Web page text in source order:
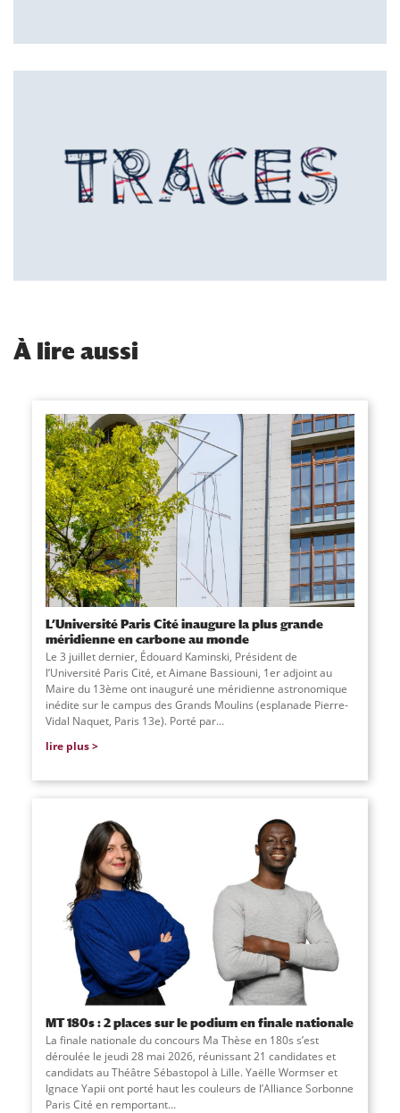
À lire aussi
L’Université Paris Cité inaugure la plus grande
méridienne en carbone au monde
Le 3 juillet dernier, Édouard Kaminski, Président de
l’Université Paris Cité, et Aimane Bassiouni, 1er adjoint au
Maire du 13ème ont inauguré une méridienne astronomique
inédite sur le campus des Grands Moulins (esplanade Pierre-
Vidal Naquet, Paris 13e). Porté par...
lire plus
MT 180s : 2 places sur le podium en finale nationale
La finale nationale du concours Ma Thèse en 180s s’est
déroulée le jeudi 28 mai 2026, réunissant 21 candidates et
candidats au Théâtre Sébastopol à Lille. Yaëlle Wormser et
Ignace Yapii ont porté haut les couleurs de l’Alliance Sorbonne
Paris Cité en remportant...